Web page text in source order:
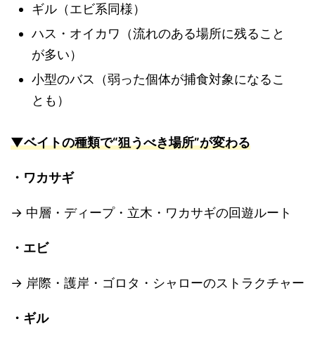
ギル（エビ系同様）
ハス・オイカワ（流れのある場所に残ること
が多い）
小型のバス（弱った個体が捕食対象になるこ
とも）
▼ベイトの種類で“狙うべき場所”が変わる
・ワカサギ
→ 中層・ディープ・立木・ワカサギの回遊ルート
・エビ
→ 岸際・護岸・ゴロタ・シャローのストラクチャー
・ギル